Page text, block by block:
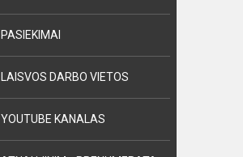
PASIEKIMAI
LAISVOS DARBO VIETOS
YOUTUBE KANALAS